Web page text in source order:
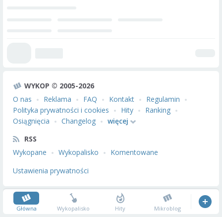
WYKOP © 2005-2026
O nas
Reklama FAQ Kontakt
Regulamin
Polityka prywatności i cookies
Hity
Ranking
Osiągnięcia
Changelog
więcej
RSS
Wykopane
Wykopalisko
Komentowane
Ustawienia prywatności
Główna Wykopalisko Hity Mikroblog